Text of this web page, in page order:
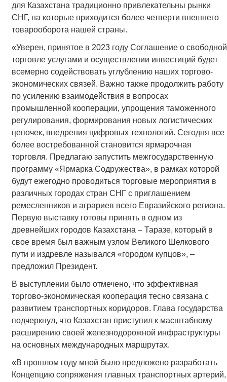
для Казахстана традиционно привлекательны рынки
СНГ, на которые приходится более четверти внешнего
товарооборота нашей страны.
«Уверен, принятое в 2023 году Соглашение о свободной
торговле услугами и осуществлении инвестиций будет
всемерно содействовать углублению наших торгово-
экономических связей. Важно также продолжить работу
по усилению взаимодействия в вопросах
промышленной кооперации, упрощения таможенного
регулирования, формирования новых логистических
цепочек, внедрения цифровых технологий. Сегодня все
более востребованной становится ярмарочная
торговля. Предлагаю запустить межгосударственную
программу «Ярмарка Содружества», в рамках которой
будут ежегодно проводиться торговые мероприятия в
различных городах стран СНГ с приглашением
ремесленников и аграриев всего Евразийского региона.
Первую выставку готовы принять в одном из
древнейших городов Казахстана – Таразе, который в
свое время был важным узлом Великого Шелкового
пути и издревле назывался «городом купцов», –
предложил Президент.
В выступлении было отмечено, что эффективная
торгово-экономическая кооперация тесно связана с
развитием транспортных коридоров. Глава государства
подчеркнул, что Казахстан приступил к масштабному
расширению своей железнодорожной инфраструктуры
на основных международных маршрутах.
«В прошлом году мной было предложено разработать
Концепцию сопряжения главных транспортных артерий,